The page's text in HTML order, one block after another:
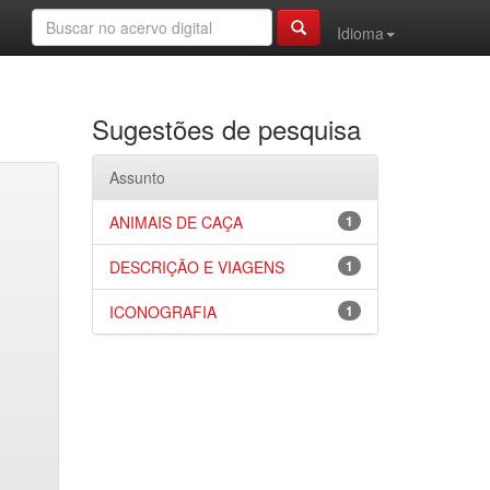
Idioma
Sugestões de pesquisa
Assunto
1
ANIMAIS DE CAÇA
1
DESCRIÇÃO E VIAGENS
1
ICONOGRAFIA